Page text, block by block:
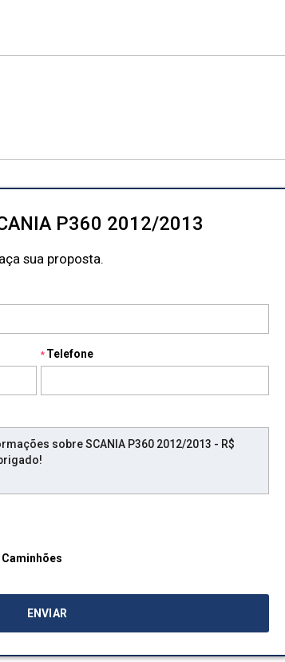
P360 2012/2013
sua proposta.
Telefone
ofertas da LAF Caminhões